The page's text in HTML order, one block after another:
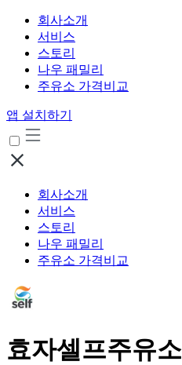
회사소개
서비스
스토리
나우 패밀리
주유소 가격비교
앱 설치하기
회사소개
서비스
스토리
나우 패밀리
주유소 가격비교
효자셀프주유소